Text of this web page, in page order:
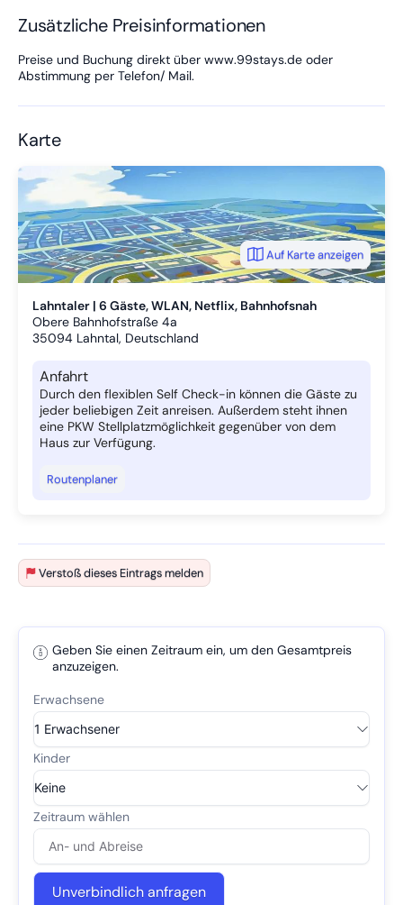
Unterhaltung findet jeder etwas für seinen Geschmack.
Rauchmelder, ein Erste-Hilfe-Set und ein Feuerlöscher
befinden sich vor Ort.
Zusätzliche Preisinformationen
Preise und Buchung direkt über www.99stays.de oder
Abstimmung per Telefon/ Mail.
Karte
Lahntaler | 6 Gäste, WLAN, Netflix, Bahnhofsnah
Obere Bahnhofstraße 4a
35094 Lahntal, Deutschland
Anfahrt
Durch den flexiblen Self Check-in können die Gäste zu
jeder beliebigen Zeit anreisen. Außerdem steht ihnen
eine PKW Stellplatzmöglichkeit gegenüber von dem
Haus zur Verfügung.
Routenplaner
Auf Karte anzeigen
Verstoß dieses Eintrags melden
Geben Sie einen Zeitraum ein, um den Gesamtpreis
anzuzeigen.
Unverbindlich anfragen